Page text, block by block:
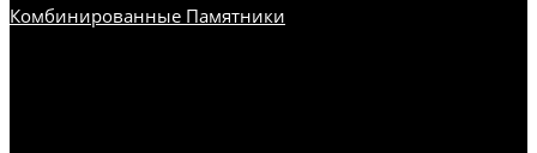
Комбинированные Памятники